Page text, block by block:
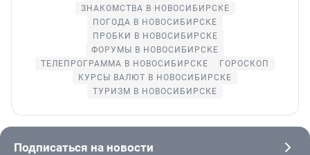
ЗНАКОМСТВА В НОВОСИБИРСКЕ
ПОГОДА В НОВОСИБИРСКЕ
ПРОБКИ В НОВОСИБИРСКЕ
ФОРУМЫ В НОВОСИБИРСКЕ
ТЕЛЕПРОГРАММА В НОВОСИБИРСКЕ
ГОРОСКОП
КУРСЫ ВАЛЮТ В НОВОСИБИРСКЕ
ТУРИЗМ В НОВОСИБИРСКЕ
Подписаться на новости